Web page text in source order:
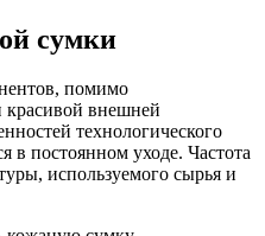
сумки
помимо
красивой внешней
технологического
в постоянном уходе. Частота
используемого сырья и